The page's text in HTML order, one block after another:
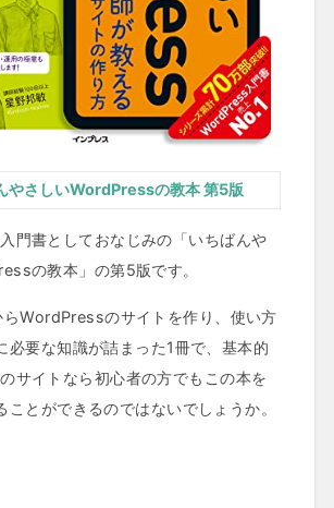
やさしいWordPressの教本 第5版
門書としておなじみの「いちばんや
の教本」の第5版です。
WordPressのサイトを作り、使い方
必要な知識が詰まった1冊で、基本的
サイトなら初心者の方でもこの本を
ことができるのではないでしょうか。